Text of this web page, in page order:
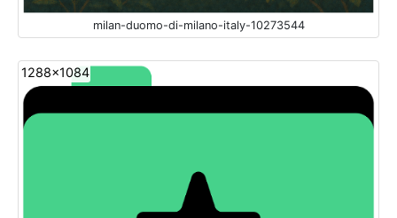
milan-duomo-di-milano-italy-10273544
1288x1084